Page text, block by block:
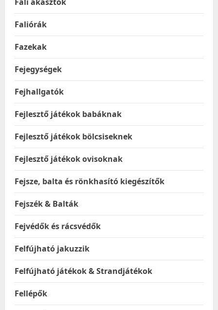
Faliórák
Fazekak
Fejegységek
Fejhallgatók
Fejlesztő játékok babáknak
Fejlesztő játékok bölcsiseknek
Fejlesztő játékok ovisoknak
Fejsze, balta és rönkhasító kiegészítők
Fejszék & Balták
Fejvédők és rácsvédők
Felfújható jakuzzik
Felfújható játékok & Strandjátékok
Fellépők